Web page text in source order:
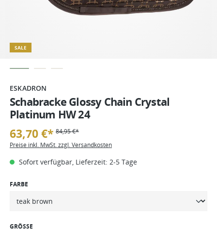
SALE
ESKADRON
Schabracke Glossy Chain Crystal
Platinum HW 24
63,70 €* 84,95 €*
Preise inkl. MwSt. zzgl. Versandkosten
Sofort verfügbar, Lieferzeit: 2-5 Tage
FARBE
GRÖSSE